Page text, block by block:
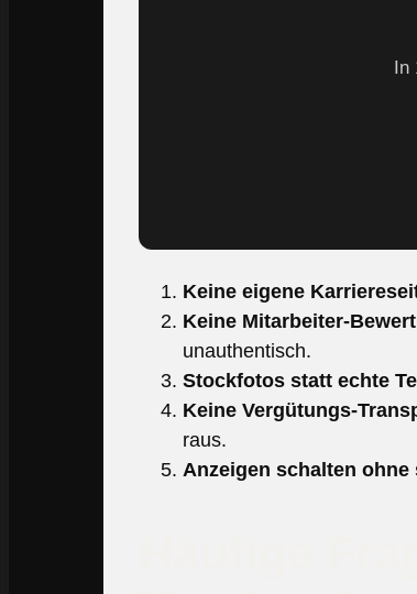
Keine eigene
Keine Mitarbeiter-
unauthentisch.
Stockfotos statt echte
Keine Vergütungs-
raus.
Anzeigen schalten ohne